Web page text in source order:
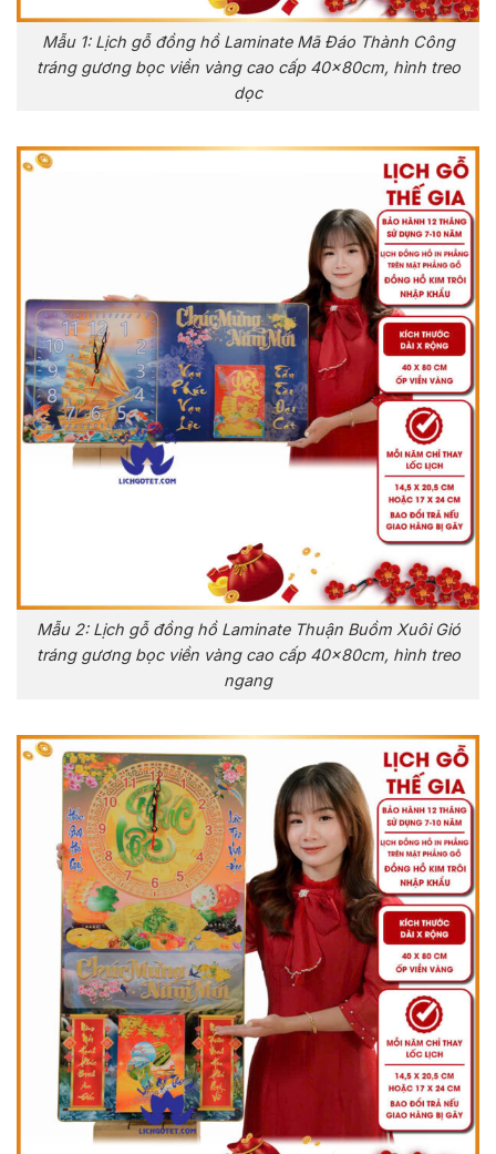
Mẫu 1: Lịch gỗ đồng hồ Laminate Mã Đáo Thành Công
tráng gương bọc viền vàng cao cấp 40x80cm, hình treo
dọc
Mẫu 2: Lịch gỗ đồng hồ Laminate Thuận Buồm Xuôi Gió
tráng gương bọc viền vàng cao cấp 40x80cm, hình treo
ngang